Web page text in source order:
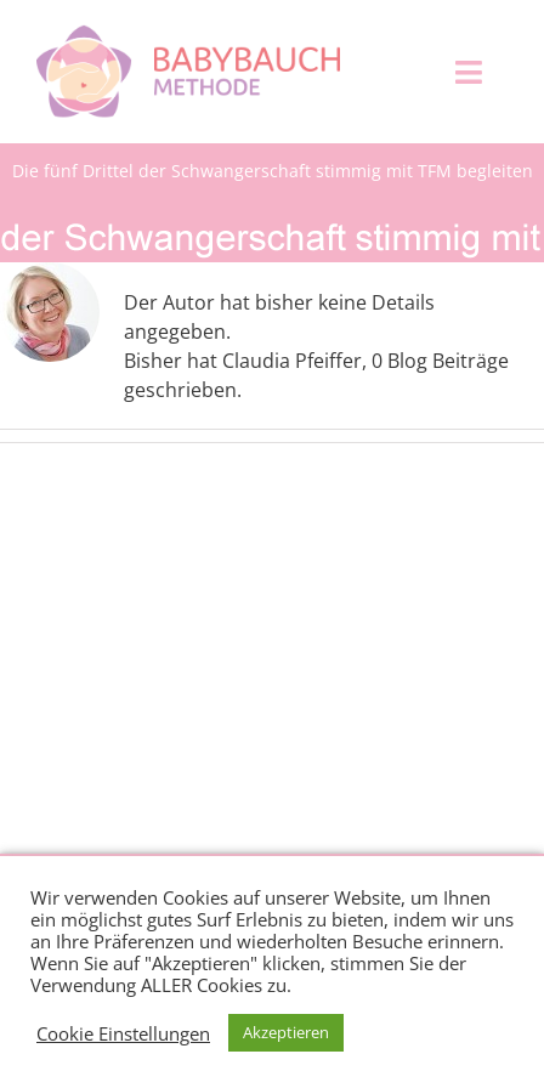
Inhalt
springen
Toggle
KINDERWUNSCH
SCHWANGERSCHAFT
GEBURT+WOCHENBETT
Die fünf Drittel der Schwangerschaft stimmig mit TFM begleiten
Der Autor hat bisher keine Details
angegeben.
Bisher hat Claudia Pfeiffer, 0 Blog Beiträge
geschrieben.
Copyright 2021 Babybauchmethode |
Impressum
Datenschutz|Barrierefreiheit
Wir verwenden Cookies auf unserer Website, um Ihnen
ein möglichst gutes Surf Erlebnis zu bieten, indem wir uns
an Ihre Präferenzen und wiederholten Besuche erinnern.
Wenn Sie auf "Akzeptieren" klicken, stimmen Sie der
Verwendung ALLER Cookies zu.
Cookie Einstellungen
Akzeptieren